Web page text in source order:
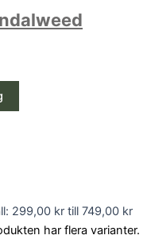
299,00 kr till 749,00 kr
har flera varianter.